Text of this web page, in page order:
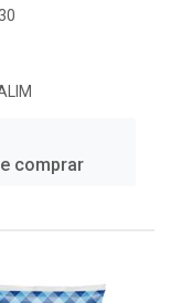
comprar